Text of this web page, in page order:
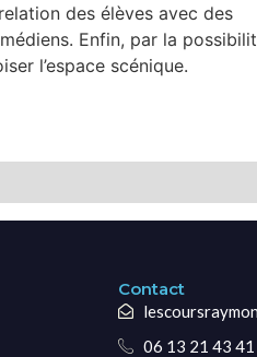
des élèves avec des
Enfin, par la
l’espace scénique.
Contact
06 13 21 43 41